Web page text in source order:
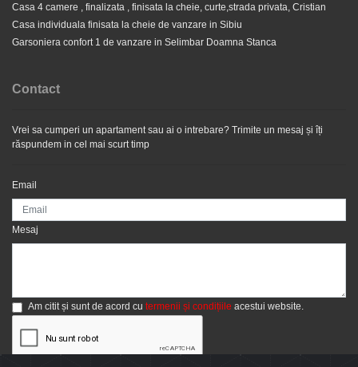
Casa saseasca cu teren 2000 mp cu dublu acces de
Casa 4 camere , finalizata , finisata la cheie, curte,strada privata, Cristian
Casa individuala finisata la cheie de vanzare in Sibiu
Garsoniera confort 1 de vanzare in Selimbar Doamna Stanca
Contact
Vrei sa cumperi un apartament sau ai o intrebare? Trimite un mesaj și îți
răspundem in cel mai scurt timp
Email
Mesaj
Am citit și sunt de acord cu termenii și condițiile acestui website.